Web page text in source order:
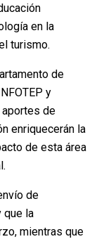
en la
turismo.
de
y
de
enriquecerán la
de esta área
de
que la
mientras que